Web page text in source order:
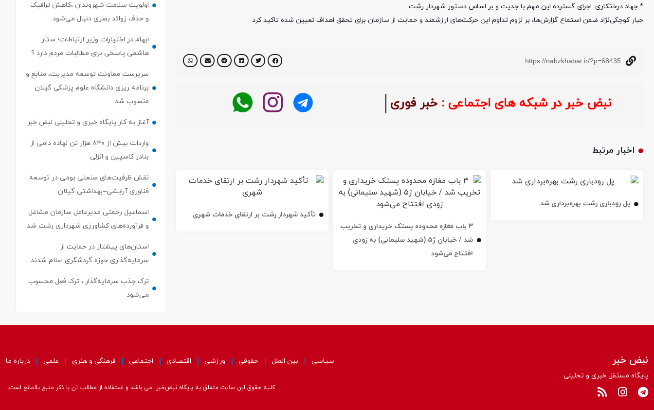
* جهاد درختکاری: اجرای گسترده این مهم با جدیت و بر اساس دستور شهردار رشت.
جبار کوچکی‌نژاد ضمن استماع گزارش‌ها، بر لزوم تداوم این حرکت‌های ارزشمند و حمایت از سازمان برای تحقق اهداف تعیین شده تاکید کرد
https://nabzkhabar.ir/?p=68435
نبض خبر در شبکه های اجتماعی : خبر فوری
اخبار مرتبط
پل رودباری رشت بهره‌برداری شد
۳ باب مغازه محدوده پستک خریداری و تخریب
شد / خیابان ژ۵ (شهید سلیمانی) به زودی
افتتاح می‌شود
تأکید شهردار رشت بر ارتقای خدمات شهری
اولویت سلامت شهروندان ،کاهش ترافیک
و حذف زوائد بصری دنبال می‌شود
ابهام در اختیارات وزیر ارتباطات؛ ستار
هاشمی پاسخی برای مطالبات مردم دارد ؟
سرپرست معاونت توسعه مدیریت، منابع و
برنامه ریزی دانشگاه علوم پزشکی گیلان
منصوب شد
آغاز به کار پایگاه خبری و تحلیلی نبض خبر
واردات بیش از ۸۴۰ هزار تن نهاده دامی از
بنادر كاسپین و انزلی
نقش ظرفیت‌های صنعتی بومی در توسعه
فناوری آرایشی–بهداشتی گیلان
اسماعیل رحمتی مدیرعامل سازمان مشاغل
و فرآورده‌های کشاورزی شهرداری رشت شد
استان‌های پیشتاز در حمایت از
سرمایه‌گذاری حوزه گردشگری اعلام شدند
ترک جذب سرمایه‌گذار ، ترک فعل محسوب
می‌شود
نبض خبر
پایگاه مستقل خبری و تحلیلی
سیاسی بین الملل حقوقی ورزشی اقتصادی اجتماعی فرهنگی و هنری علمی درباره ما
کلیه حقوق این سایت متعلق به پایگاه نبض‌خبر می باشد و استفاده از مطالب آن با ذکر منبع بلامانع است.